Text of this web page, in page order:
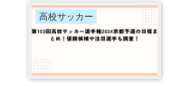
高校サッカー